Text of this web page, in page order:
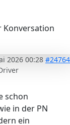
Konversation
2026 00:28 #24764
schon
in der PN
ein